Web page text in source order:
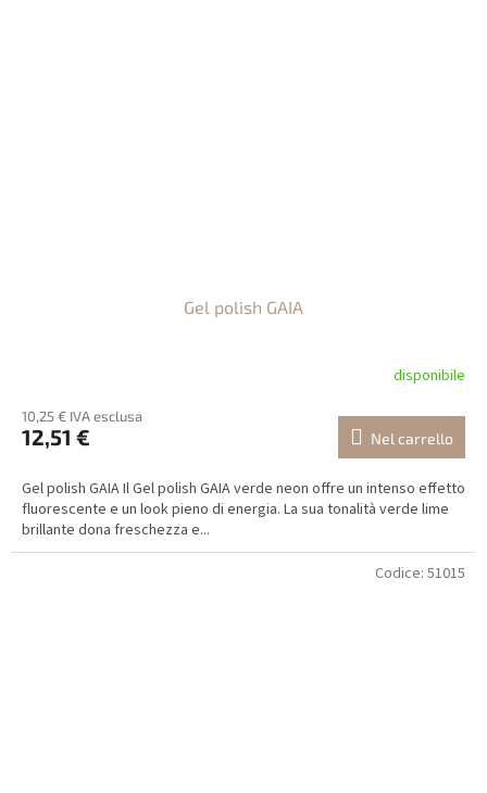
Gel polish GAIA
disponibile
10,25 € IVA esclusa
12,51 € Nel carrello
Gel polish GAIA Il Gel polish GAIA verde neon offre un intenso effetto
fluorescente e un look pieno di energia. La sua tonalità verde lime
brillante dona freschezza e...
Codice: 51015